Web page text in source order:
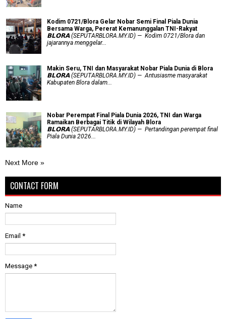
Kodim 0721/Blora Gelar Nobar Semi Final Piala Dunia
Bersama Warga, Pererat Kemanunggalan TNI-Rakyat
𝗕𝗟𝗢𝗥𝗔 (SEPUTARBLORA.MY.ID) — Kodim 0721/Blora dan
jajarannya menggelar...
Makin Seru, TNI dan Masyarakat Nobar Piala Dunia di Blora
𝗕𝗟𝗢𝗥𝗔 (SEPUTARBLORA.MY.ID) — Antusiasme masyarakat
Kabupaten Blora dalam...
Nobar Perempat Final Piala Dunia 2026, TNI dan Warga
Ramaikan Berbagai Titik di Wilayah Blora
𝗕𝗟𝗢𝗥𝗔 (SEPUTARBLORA.MY.ID) — Pertandingan perempat final
Piala Dunia 2026...
Next More »
CONTACT FORM
Name
Email *
Message *